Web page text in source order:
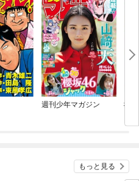
週刊少年マガジン #こ
もっと見る